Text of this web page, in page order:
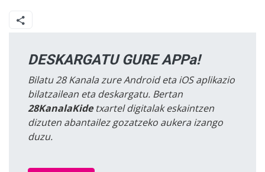
DESKARGATU GURE APPa!
Bilatu 28 Kanala zure Android eta iOS aplikazio
bilatzailean eta deskargatu. Bertan
28KanalaKidetxartel digitalak eskaintzen
dizuten abantailez gozatzeko aukera izango
duzu.